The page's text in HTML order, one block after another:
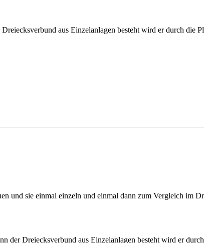
aus Einzelanlagen besteht wird er durch die
und sie einmal einzeln und einmal dann zum Vergleich im
Dreiecksverbund aus Einzelanlagen besteht wird er